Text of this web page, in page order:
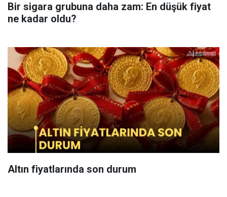
Bir sigara grubuna daha zam: En düşük fiyat
ne kadar oldu?
Altın fiyatlarında son durum